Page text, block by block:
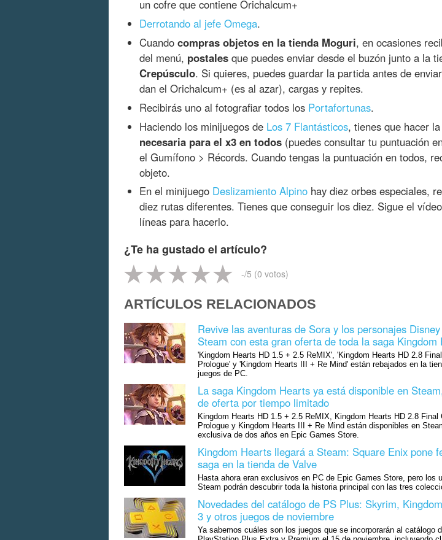
un cofre que contiene Orichalcum+
Derrotando al jefe Omega.
Cuando compras objetos en la tienda Moguri, en ocasiones
del menú, postales que puedes enviar desde el buzón junto a la
Crepúsculo. Si quieres, puedes guardar la partida antes de
dan el Orichalcum+ (es al azar), cargas y repites.
Recibirás uno al fotografiar todos los Portafortunas.
Haciendo los minijuegos de Los 7 Flantásticos, tienes que hacer la
necesaria para el x3 en todos (puedes consultar tu puntuación
el Gumífono > Récords. Cuando tengas la puntuación en todos,
objeto.
En el minijuego Deslizamiento Alpino hay diez orbes especiales,
diez rutas diferentes. Tienes que conseguir los diez. Sigue el
líneas para hacerlo.
¿Te ha gustado el artículo?
-/5 (0 votos)
ARTÍCULOS RELACIONADOS
Revive las aventuras de Sora y los personajes
Steam con esta gran oferta de toda la saga Kingdom
'Kingdom Hearts HD 1.5 + 2.5 ReMIX', 'Kingdom Hearts HD 2.8
Prologue' y 'Kingdom Hearts III + Re Mind' están rebajados en la
juegos de PC.
La saga Kingdom Hearts ya está disponible en
de oferta por tiempo limitado
Kingdom Hearts HD 1.5 + 2.5 ReMIX, Kingdom Hearts HD 2.8 Final
Prologue y Kingdom Hearts III + Re Mind están disponibles en
exclusiva de dos años en Epic Games Store.
Kingdom Hearts llegará a Steam: Square Enix pone
saga en la tienda de Valve
Hasta ahora eran exclusivos en PC de Epic Games Store, pero los
Steam podrán descubrir toda la historia principal con las tres
Novedades del catálogo de PS Plus: Skyrim,
3 y otros juegos de noviembre
Ya sabemos cuáles son los juegos que se incorporarán al catálogo